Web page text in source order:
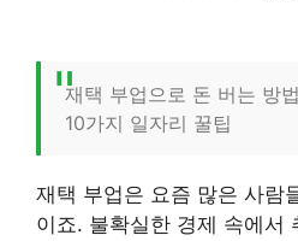
재택 부업으로 돈 버는 방
10가지 일자리 꿀팁
재택 부업은 요즘 많은 사람
이죠. 불확실한 경제 속에서